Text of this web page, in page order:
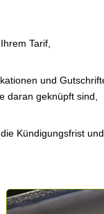
Tarif,
und
daran geknüpft sind,
Kündigungsfrist